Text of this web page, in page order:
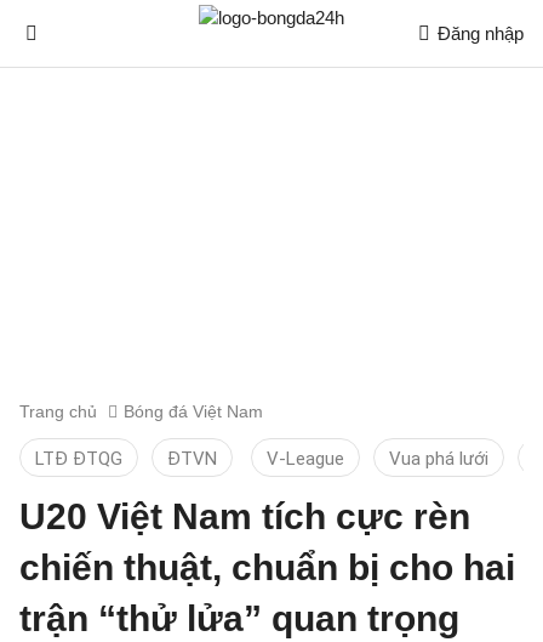
Đăng nhập
Trang chủ Bóng đá Việt Nam
LTĐ ĐTQG ĐTVN V-League Vua phá lưới
U20 Việt Nam tích cực rèn
chiến thuật, chuẩn bị cho hai
trận “thử lửa” quan trọng